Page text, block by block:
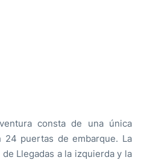
consta de una única
24 puertas de embarque. La
Llegadas a la izquierda y la